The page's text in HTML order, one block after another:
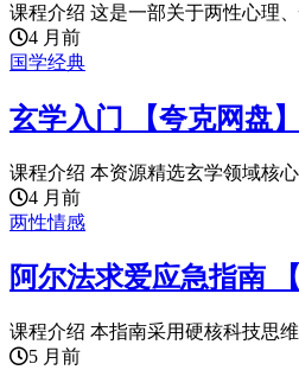
课程介绍 这是一部关于两性心理
4 月前
国学经典
玄学入门 【夸克网盘】
课程介绍 本资源精选玄学领域核
4 月前
两性情感
阿尔法求爱应急指南
课程介绍 本指南采用硬核科技思
5 月前